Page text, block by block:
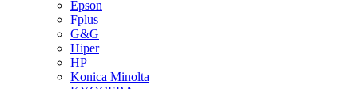
Epson
Fplus
G&G
Hiper
HP
Konica Minolta